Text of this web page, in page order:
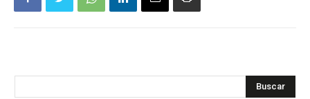
Buscar